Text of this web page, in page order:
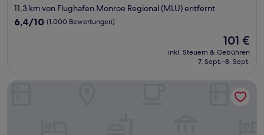
Sterne-
Unterkunft
11,3 km von Flughafen Monroe Regional (MLU) entfernt
6.4
6,4/10 (1.000 Bewertungen)
Der
Preis
beträgt
101 €
inkl. Steuern & Gebühren
7. Sept.–8. Sept.
Hampton Inn West Monroe